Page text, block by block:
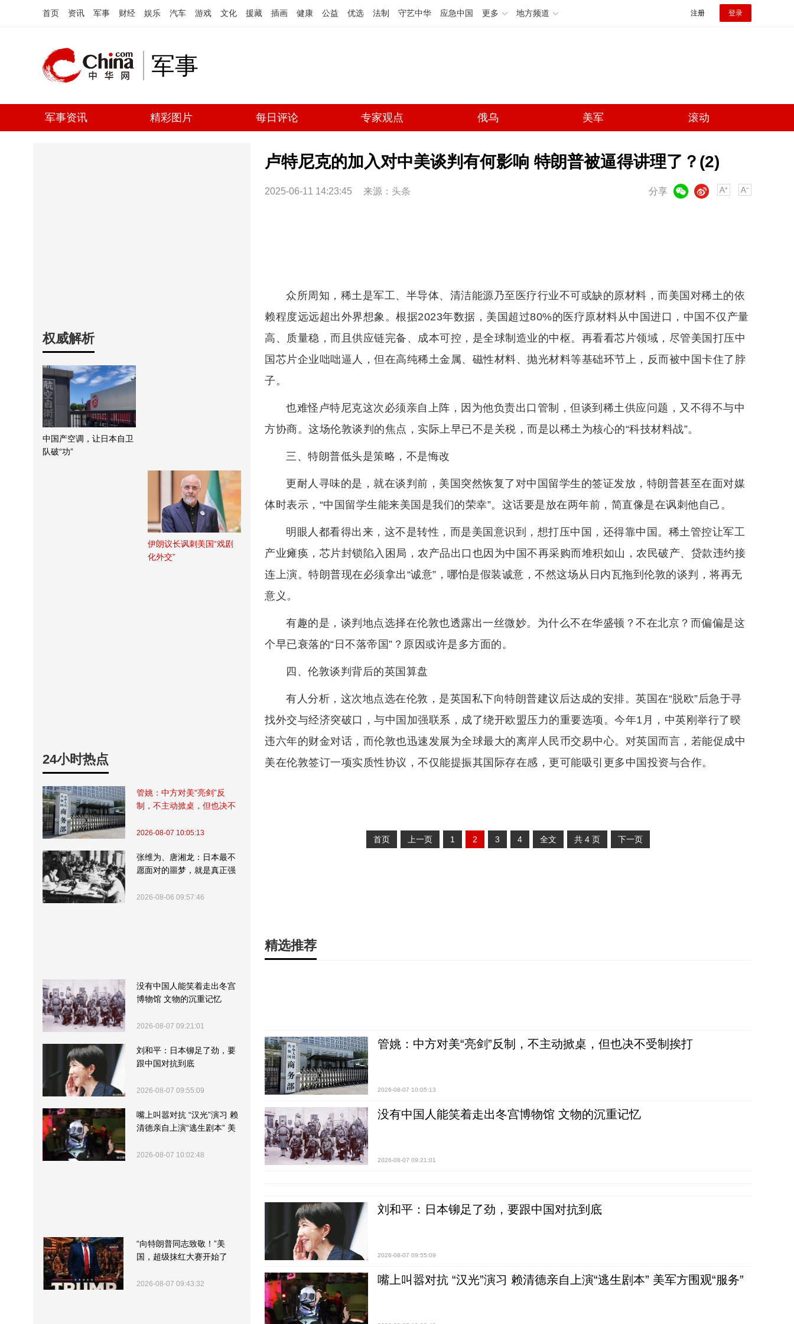
首页 资讯 军事 财经 娱乐 汽车 游戏 文化 援藏 插画 健康 公益 优选 法制 守艺中华 应急中国 更多 地方频道 注册 登录
军事
军事资讯 精彩图片 每日评论 专家观点 俄乌 美军 滚动
权威解析
中国产空调，让日本自卫
队破“功”
伊朗议长讽刺美国“戏剧
化外交”
24小时热点
管姚：中方对美“亮剑”反
制，不主动掀桌，但也决不
2026-08-07 10:05:13
张维为、唐湘龙：日本最不
愿面对的噩梦，就是真正强
2026-08-06 09:57:46
没有中国人能笑着走出冬宫
博物馆 文物的沉重记忆
2026-08-07 09:21:01
刘和平：日本铆足了劲，要
跟中国对抗到底
2026-08-07 09:55:09
嘴上叫嚣对抗 “汉光”演习 赖
清德亲自上演“逃生剧本” 美
2026-08-07 10:02:48
“向特朗普同志致敬！”美
国，超级抹红大赛开始了
2026-08-07 09:43:32
卢特尼克的加入对中美谈判有何影响 特朗普被逼得讲理了？(2)
2025-06-11 14:23:45 来源： 头条 分享
微博
众所周知，稀土是军工、半导体、清洁能源乃至医疗行业不可或缺的原材料，而美国对稀土的依
赖程度远远超出外界想象。根据2023年数据，美国超过80%的医疗原材料从中国进口，中国不仅产量
高、质量稳，而且供应链完备、成本可控，是全球制造业的中枢。再看看芯片领域，尽管美国打压中
国芯片企业咄咄逼人，但在高纯稀土金属、磁性材料、抛光材料等基础环节上，反而被中国卡住了脖
子。
也难怪卢特尼克这次必须亲自上阵，因为他负责出口管制，但谈到稀土供应问题，又不得不与中
方协商。这场伦敦谈判的焦点，实际上早已不是关税，而是以稀土为核心的“科技材料战”。
三、特朗普低头是策略，不是悔改
更耐人寻味的是，就在谈判前，美国突然恢复了对中国留学生的签证发放，特朗普甚至在面对媒
体时表示，“中国留学生能来美国是我们的荣幸”。这话要是放在两年前，简直像是在讽刺他自己。
明眼人都看得出来，这不是转性，而是美国意识到，想打压中国，还得靠中国。稀土管控让军工
产业瘫痪，芯片封锁陷入困局，农产品出口也因为中国不再采购而堆积如山，农民破产、贷款违约接
连上演。特朗普现在必须拿出“诚意”，哪怕是假装诚意，不然这场从日内瓦拖到伦敦的谈判，将再无
意义。
有趣的是，谈判地点选择在伦敦也透露出一丝微妙。为什么不在华盛顿？不在北京？而偏偏是这
个早已衰落的“日不落帝国”？原因或许是多方面的。
四、伦敦谈判背后的英国算盘
有人分析，这次地点选在伦敦，是英国私下向特朗普建议后达成的安排。英国在“脱欧”后急于寻
找外交与经济突破口，与中国加强联系，成了绕开欧盟压力的重要选项。今年1月，中英刚举行了暌
违六年的财金对话，而伦敦也迅速发展为全球最大的离岸人民币交易中心。对英国而言，若能促成中
美在伦敦签订一项实质性协议，不仅能提振其国际存在感，更可能吸引更多中国投资与合作。
首页 上一页 1 2 3 4 全文 共 4 页 下一页
精选推荐
管姚：中方对美“亮剑”反制，不主动掀桌，但也决不受制挨打
2026-08-07 10:05:13
没有中国人能笑着走出冬宫博物馆 文物的沉重记忆
2026-08-07 09:21:01
刘和平：日本铆足了劲，要跟中国对抗到底
2026-08-07 09:55:09
嘴上叫嚣对抗 “汉光”演习 赖清德亲自上演“逃生剧本” 美军方围观“服务”